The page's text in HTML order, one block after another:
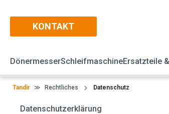
KONTAKT
DönermesserSchleifmaschineErsatzteile
Tandir ≫ Rechtliches Datenschutz
Datenschutzerklärung